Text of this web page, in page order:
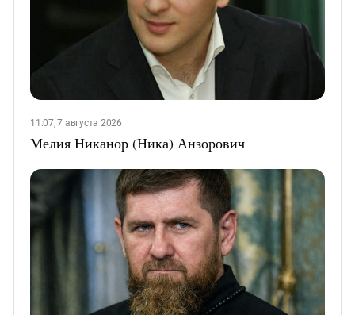
11:07, 7 августа 2026
Мелия Никанор (Ника) Анзорович